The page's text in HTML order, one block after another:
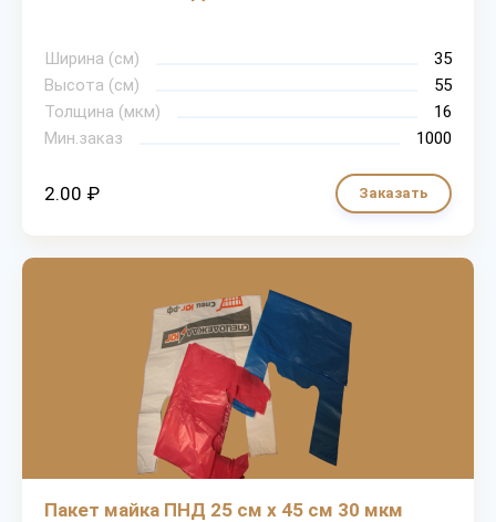
Ширина (см)
35
Высота (см)
55
Толщина (мкм)
16
Мин.заказ
1000
2.00 ₽ Заказать
Пакет майка ПНД 25 см х 45 см 30 мкм